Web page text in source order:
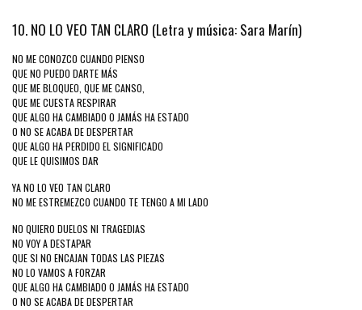
10. NO LO VEO TAN CLARO (Letra y música: Sara Marín)
NO ME CONOZCO CUANDO PIENSO
QUE NO PUEDO DARTE MÁS
QUE ME BLOQUEO, QUE ME CANSO,
QUE ME CUESTA RESPIRAR
QUE ALGO HA CAMBIADO O JAMÁS HA ESTADO
O NO SE ACABA DE DESPERTAR
QUE ALGO HA PERDIDO EL SIGNIFICADO
QUE LE QUISIMOS DAR
YA NO LO VEO TAN CLARO
NO ME ESTREMEZCO CUANDO TE TENGO A MI LADO
NO QUIERO DUELOS NI TRAGEDIAS
NO VOY A DESTAPAR
QUE SI NO ENCAJAN TODAS LAS PIEZAS
NO LO VAMOS A FORZAR
QUE ALGO HA CAMBIADO O JAMÁS HA ESTADO
O NO SE ACABA DE DESPERTAR